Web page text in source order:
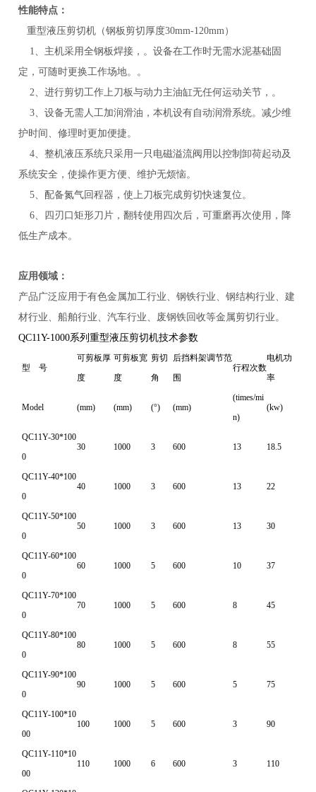
性能特点：
重型液压剪切机（钢板剪切厚度30mm-120mm）
1、主机采用全钢板焊接，。设备在工作时无需水泥基础固
定，可随时更换工作场地。。
2、进行剪切工作上刀板与动力主油缸无任何运动关节，。
3、设备无需人工加润滑油，本机设有自动润滑系统。减少维
护时间、修理时更加便捷。
4、整机液压系统只采用一只电磁溢流阀用以控制卸荷起动及
系统安全，使操作更方便、维护无烦恼。
5、配备氮气回程器，使上刀板完成剪切快速复位。
6、四刃口矩形刀片，翻转使用四次后，可重磨再次使用，降
低生产成本。
应用领域：
产品广泛应用于有色金属加工行业、钢铁行业、钢结构行业、建
材行业、船舶行业、汽车行业、废钢铁回收等金属剪切行业。
QC11Y-1000系列重型液压剪切机技术参数
型 号
可剪板厚
度
可剪板宽
度
剪切
角
后挡料架调节范
围
行程次数
电机功
率
Model (mm) (mm) (°) (mm)
(times/mi
n)
(kw)
QC11Y-30*100
0
30 1000 3 600 13 18.5
QC11Y-40*100
0
40 1000 3 600 13 22
QC11Y-50*100
0
50 1000 3 600 13 30
QC11Y-60*100
0
60 1000 5 600 10 37
QC11Y-70*100
0
70 1000 5 600 8 45
QC11Y-80*100
0
80 1000 5 600 8 55
QC11Y-90*100
0
90 1000 5 600 5 75
QC11Y-100*10
00
100 1000 5 600 3 90
QC11Y-110*10
00
110 1000 6 600 3 110